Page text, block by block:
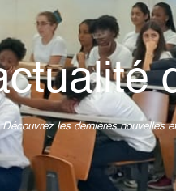
Découvrez les dernières nouvelles